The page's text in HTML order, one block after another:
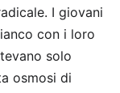
I giovani
con i loro
solo
osmosi di